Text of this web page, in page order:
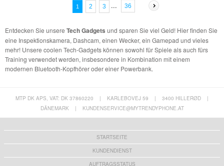
1 2 3 ... 36
Entdecken Sie unsere Tech Gadgets und sparen Sie viel Geld! Hier finden Sie
eine Inspektionskamera, Dashcam, einen Wecker, ein Gamepad und vieles
mehr! Unsere coolen Tech-Gadgets können sowohl für Spiele als auch fürs
Training verwendet werden, insbesondere in Kombination mit einem
modernen Bluetooth-Kopfhörer oder einer Powerbank.
MTP DK APS, VAT: DK 37860220 | KARLEBOVEJ 59 | 3400 HILLERØD
|
DÄNEMARK
| KUNDENSERVICE@MYTRENDYPHONE.AT
STARTSEITE
KUNDENDIENST
AUFTRAGSSTATUS